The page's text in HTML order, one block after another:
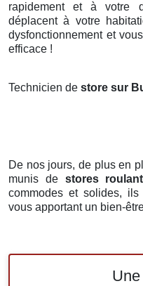
rapidement et à votre
déplacent à votre
dysfonctionnement et
efficace !
Technicien de store sur
De nos jours, de plus en
munis de stores
commodes et solides,
vous apportant un bien-